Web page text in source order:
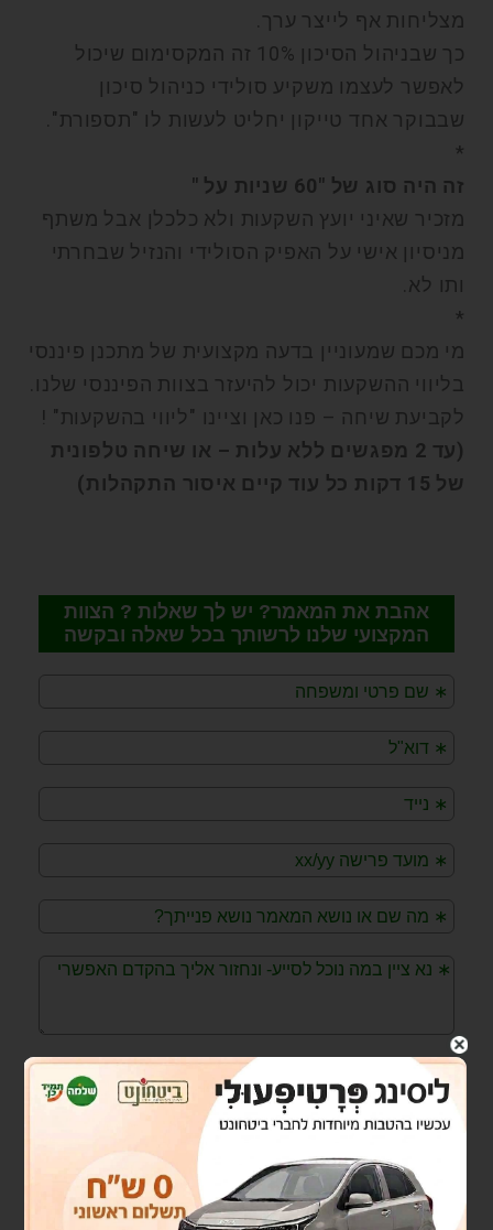
מצליחות אף לייצר ערך.
כך שבניהול הסיכון 10% זה המקסימום שיכול
לאפשר לעצמו משקיע סולידי כניהול סיכון
שבבוקר אחד טייקון יחליט לעשות לו "תספורת".
*
זה היה סוג של "60 שניות על "
מזכיר שאיני יועץ השקעות ולא כלכלן אבל משתף
מניסיון אישי על האפיק הסולידי והנזיל שבחרתי
ותו לא.
*
מי מכם שמעוניין בדעה מקצועית של מתכנן פיננסי
בליווי ההשקעות יכול להיעזר בצוות הפיננסי שלנו.
לקביעת שיחה – פנו כאן וציינו "ליווי בהשקעות" !
(עד 2 מפגשים ללא עלות – או שיחה טלפונית
של 15 דקות כל עוד קיים איסור התקהלות)
FACEBOOK